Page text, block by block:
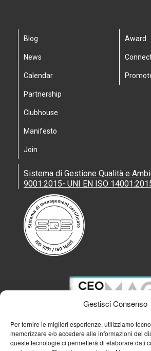
Gestisci Consenso
Per fornire le migliori esperienze, utilizziamo
memorizzare e/o accedere alle informazioni del
queste tecnologie ci permetterà di elaborare dati
Blog
News
Calendar
Partnership
Clubhouse
Manifesto
Join
Award
Sistema di Gestione Qualità e
9001:2015- UNI EN ISO